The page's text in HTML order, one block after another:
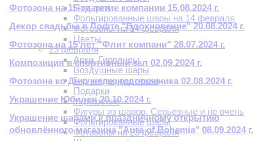
Подарки
Фольгированные шары на 14 февраля
Фотозоны на 14 февраля
Цветы
23 февраля
Арки. Гирлянды
Воздушные шары
Гирлянды, растяжки
Подарки
Украшение
Фигуры из шаров. Серьезные и не очень
Фольгированные шары
Фотозоны на 23 февраля
Фотозона на 15-ти летие компании 15.08.2024 г.
Декор свадьбы в Лофте "Вдохновение" 20.08.2024 г.
Фотозона на 15 лет "Флит компани" 28.07.2024 г.
Композиция в спортивный зал 02.09.2024 г.
Фотозона ко Дню железнодорожника 02.08.2024 г.
Украшение Юбилея 20.10.2024 г.
Украшение шарами к праздничному открытию
обновлённого магазина "Aura of Bohemia" 08.09.2024 г.